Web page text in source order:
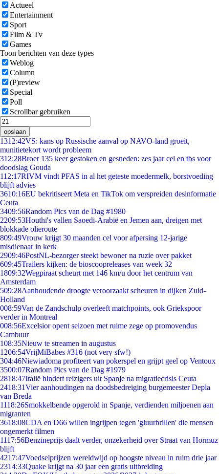
Actueel
Entertainment
Sport
Film & Tv
Games
Toon berichten van deze types
Weblog
Column
(P)review
Special
Poll
Scrollbar gebruiken
opslaan
1312:42VS: kans op Russische aanval op NAVO-land groeit,
munitietekort wordt probleem
312:28Broer 135 keer gestoken en gesneden: zes jaar cel en tbs voor
doodslag Gouda
112:17RIVM vindt PFAS in al het geteste moedermelk, borstvoeding
blijft advies
3610:16EU bekritiseert Meta en TikTok om verspreiden desinformatie
Ceuta
3409:56Random Pics van de Dag #1980
2209:53Houthi's vallen Saoedi-Arabië en Jemen aan, dreigen met
blokkade olieroute
809:49Vrouw krijgt 30 maanden cel voor afpersing 12-jarige
misdienaar in kerk
2909:46PostNL-bezorger steekt bewoner na ruzie over pakket
609:45Trailers kijken: de bioscoopreleases van week 32
1809:32Wegpiraat scheurt met 146 km/u door het centrum van
Amsterdam
509:28Aanhoudende droogte veroorzaakt scheuren in dijken Zuid-
Holland
008:59Van de Zandschulp overleeft matchpoints, ook Griekspoor
verder in Montreal
008:56Excelsior opent seizoen met ruime zege op promovendus
Cambuur
108:35Nieuw te streamen in augustus
1206:54VrijMiBabes #316 (not very sfw!)
304:46Niewiadoma profiteert van pokerspel en grijpt geel op Ventoux
3500:07Random Pics van de Dag #1979
2818:47Italië hindert reizigers uit Spanje na migratiecrisis Ceuta
2418:31Vier aanhoudingen na doodsbedreiging burgemeester Depla
van Breda
1118:26Smokkelbende opgerold in Spanje, verdienden miljoenen aan
migranten
3618:08CDA en D66 willen ingrijpen tegen 'gluurbrillen' die mensen
ongemerkt filmen
1117:56Benzineprijs daalt verder, onzekerheid over Straat van Hormuz
blijft
4217:47Voedselprijzen wereldwijd op hoogste niveau in ruim drie jaar
2314:33Quake krijgt na 30 jaar een gratis uitbreiding